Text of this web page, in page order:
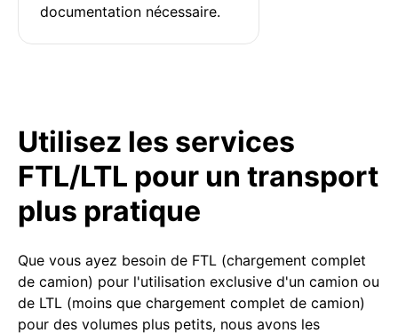
documentation nécessaire.
Utilisez les services
FTL/LTL pour un transport
plus pratique
Que vous ayez besoin de FTL (chargement complet
de camion) pour l'utilisation exclusive d'un camion ou
de LTL (moins que chargement complet de camion)
pour des volumes plus petits, nous avons les